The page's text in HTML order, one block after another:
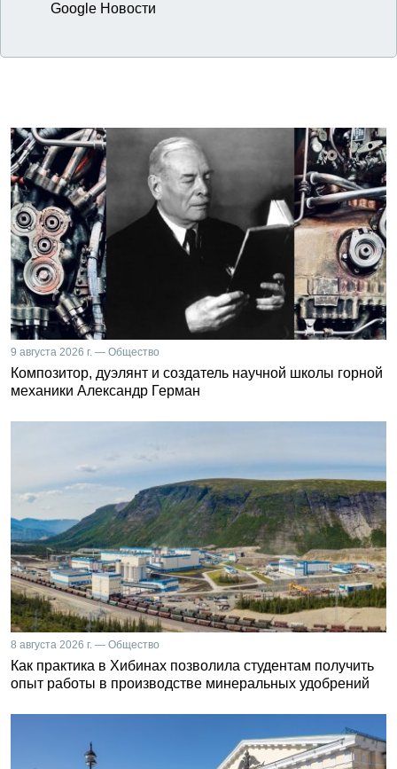
Google Новости
9 августа 2026 г. — Общество
Композитор, дуэлянт и создатель научной школы горной
механики Александр Герман
8 августа 2026 г. — Общество
Как практика в Хибинах позволила студентам получить
опыт работы в производстве минеральных удобрений